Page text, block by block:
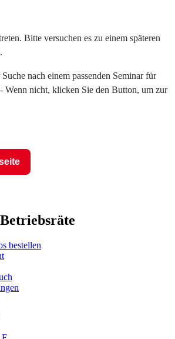
Bitte versuchen es zu einem späteren
nach einem passenden Seminar für
Wenn nicht, klicken Sie den Button, um zur
bestellen